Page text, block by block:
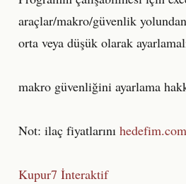
araçlar/makro/güvenlik
orta veya düşük olarak
makro güvenliğini ayarlama
Not: ilaç fiyatlarını hedefim.com
Kupur7 İnteraktif